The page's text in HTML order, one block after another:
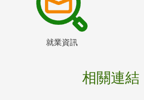
就業資訊
相關連結